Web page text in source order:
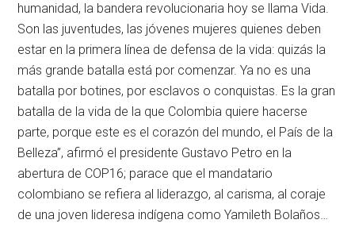
humanidad, la bandera revolucionaria hoy se llama Vida.
Son las juventudes, las jóvenes mujeres quienes deben
estar en la primera línea de defensa de la vida: quizás la
más grande batalla está por comenzar. Ya no es una
batalla por botines, por esclavos o conquistas. Es la gran
batalla de la vida de la que Colombia quiere hacerse
parte, porque este es el corazón del mundo, el País de la
Belleza”, afirmó el presidente Gustavo Petro en la
abertura de COP16; parace que el mandatario
colombiano se refiera al liderazgo, al carisma, al coraje
de una joven lideresa indígena como Yamileth Bolaños…